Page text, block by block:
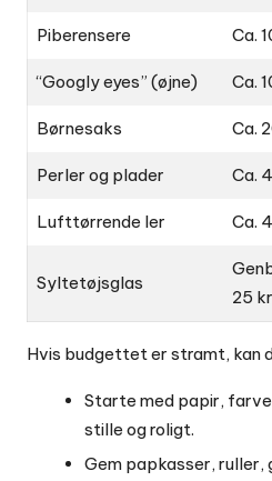
Piberensere Ca.
“Googly eyes” (øjne) Ca.
Børnesaks Ca.
Perler og plader Ca.
Lufttørrende ler Ca.
Syltetøjsglas
25
Hvis budgettet er stramt, kan
Starte med papir,
stille og roligt.
Gem papkasser, ruller,